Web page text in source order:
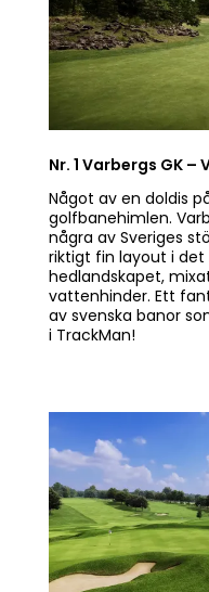
Nr. 1 Varbergs GK –
Något av en doldis
golfbanehimlen.
några av Sveriges
riktigt fin layout i det
hedlandskapet,
vattenhinder. Ett
av svenska banor
i TrackMan!